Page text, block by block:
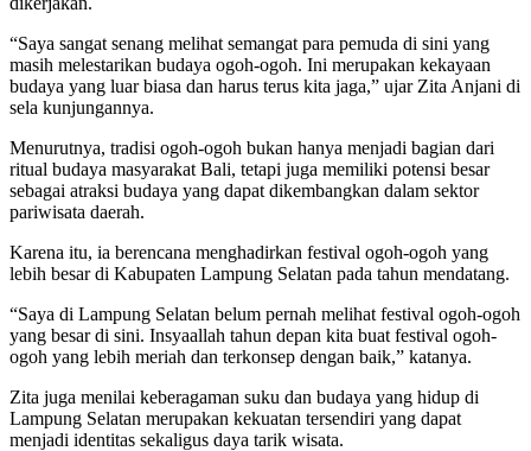
“Saya sangat senang melihat semangat para pemuda di sini yang
masih melestarikan budaya ogoh-ogoh. Ini merupakan kekayaan
budaya yang luar biasa dan harus terus kita jaga,” ujar Zita Anjani di
sela kunjungannya.
Menurutnya, tradisi ogoh-ogoh bukan hanya menjadi bagian dari
ritual budaya masyarakat Bali, tetapi juga memiliki potensi besar
sebagai atraksi budaya yang dapat dikembangkan dalam sektor
pariwisata daerah.
Karena itu, ia berencana menghadirkan festival ogoh-ogoh yang
lebih besar di Kabupaten Lampung Selatan pada tahun mendatang.
“Saya di Lampung Selatan belum pernah melihat festival ogoh-ogoh
yang besar di sini. Insyaallah tahun depan kita buat festival ogoh-
ogoh yang lebih meriah dan terkonsep dengan baik,” katanya.
Zita juga menilai keberagaman suku dan budaya yang hidup di
Lampung Selatan merupakan kekuatan tersendiri yang dapat
menjadi identitas sekaligus daya tarik wisata.